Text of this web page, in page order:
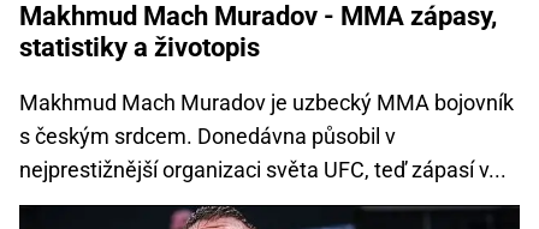
Makhmud Mach Muradov - MMA zápasy,
statistiky a životopis
Makhmud Mach Muradov je uzbecký MMA bojovník
s českým srdcem. Donedávna působil v
nejprestižnější organizaci světa UFC, teď zápasí v...